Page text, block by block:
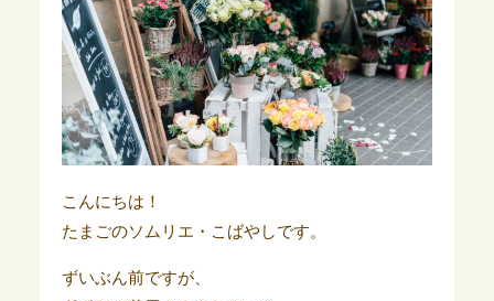
こんにちは！
たまごのソムリエ・こばやしです。
ずいぶん前ですが、